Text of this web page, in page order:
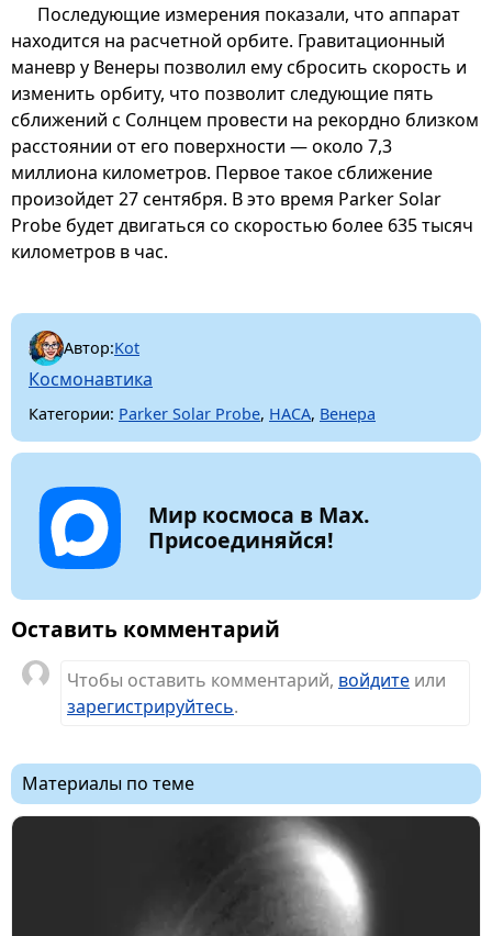
Последующие измерения показали, что аппарат
находится на расчетной орбите. Гравитационный
маневр у Венеры позволил ему сбросить скорость и
изменить орбиту, что позволит следующие пять
сближений с Солнцем провести на рекордно близком
расстоянии от его поверхности — около 7,3
миллиона километров. Первое такое сближение
произойдет 27 сентября. В это время Parker Solar
Probe будет двигаться со скоростью более 635 тысяч
километров в час.
Автор:Kot
Космонавтика
Категории: Parker Solar Probe, НАСА, Венера
Мир космоса в Max.
Присоединяйся!
Оставить комментарий
Чтобы оставить комментарий, войдите или
зарегистрируйтесь.
Материалы по теме